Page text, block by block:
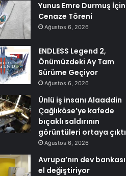
Yunus Emre Durmuş İçin
Cenaze Töreni
Ağustos 6, 2026
ENDLESS Legend 2,
Önümüzdeki Ay Tam
Sürüme Geçiyor
Ağustos 6, 2026
Ünlü iş insanı Alaaddin
Çağlıköse’ye kafede
bıçaklı saldırının
görüntüleri ortaya çıktı
Ağustos 6, 2026
Avrupa’nın dev bankası
el değiştiriyor